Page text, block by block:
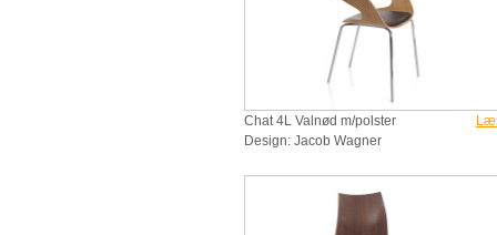
Chat 4L Valnød m/polster
Design: Jacob Wagner